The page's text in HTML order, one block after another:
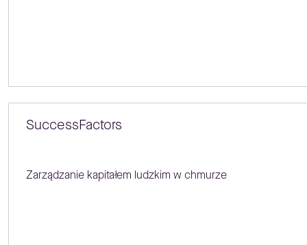
SuccessFactors
Zarządzanie kapitałem ludzkim w chmurze